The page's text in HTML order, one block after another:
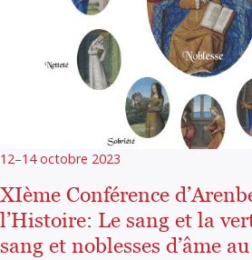
12–14 octobre 2023
XIème Conférence
l’Histoire: Le sang et la
sang et noblesses d’âme